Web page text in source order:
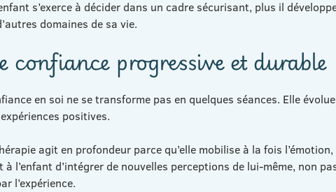
s’exerce à décider dans un cadre sécurisant, plus il
domaines de sa vie.
confiance progressive et durable
en soi ne se transforme pas en quelques séances. Elle
positives.
agit en profondeur parce qu’elle mobilise à la fois
à l’enfant d’intégrer de nouvelles perceptions de lui-même, non
l’expérience.